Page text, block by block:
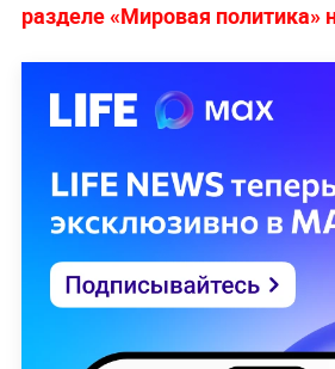
разделе «Мировая политика»